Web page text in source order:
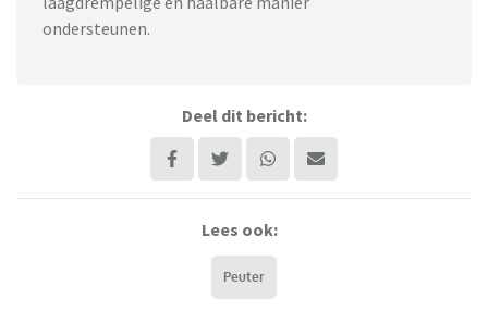
ondersteunen.
Deel dit bericht:
Lees ook:
Peuter